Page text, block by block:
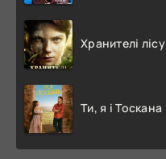
Хранителі лісу
Ти, я і Тоскана